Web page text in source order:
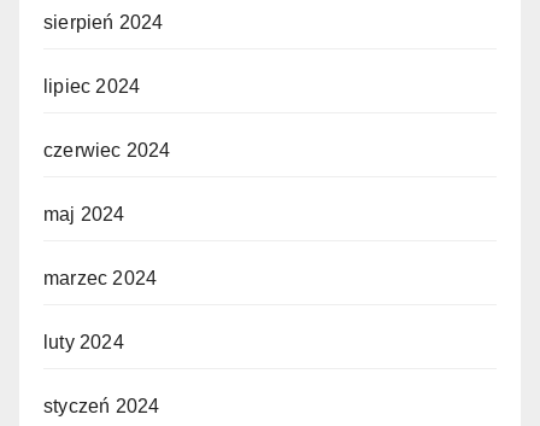
sierpień 2024
lipiec 2024
czerwiec 2024
maj 2024
marzec 2024
luty 2024
styczeń 2024